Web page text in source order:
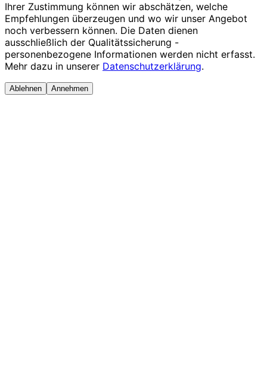
Ihrer Zustimmung können wir abschätzen, welche
Empfehlungen überzeugen und wo wir unser Angebot
noch verbessern können. Die Daten dienen
ausschließlich der Qualitätssicherung -
personenbezogene Informationen werden nicht erfasst.
Mehr dazu in unserer Datenschutzerklärung.
Ablehnen Annehmen